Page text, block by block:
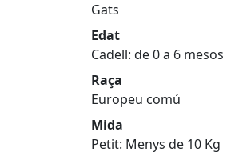
Gats
Edat
Cadell: de 0 a 6 mesos
Raça
Europeu comú
Mida
Petit: Menys de 10 Kg